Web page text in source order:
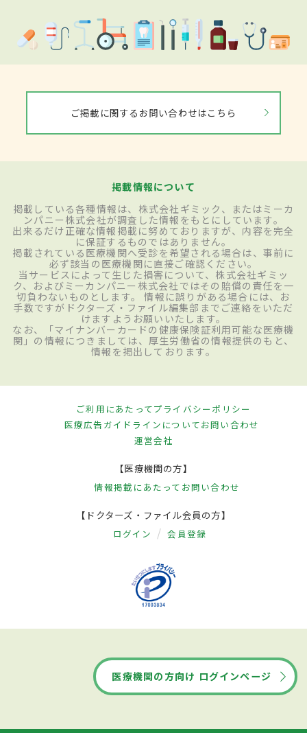
ご掲載に関するお問い合わせはこちら
掲載情報について
掲載している各種情報は、株式会社ギミック、またはミーカ
ンパニー株式会社が調査した情報をもとにしています。
出来るだけ正確な情報掲載に努めておりますが、内容を完全
に保証するものではありません。
掲載されている医療機関へ受診を希望される場合は、事前に
必ず該当の医療機関に直接ご確認ください。
当サービスによって生じた損害について、株式会社ギミッ
ク、およびミーカンパニー株式会社ではその賠償の責任を一
切負わないものとします。 情報に誤りがある場合には、お
手数ですがドクターズ・ファイル編集部までご連絡をいただ
けますようお願いいたします。
なお、「マイナンバーカードの健康保険証利用可能な医療機
関」の情報につきましては、厚生労働省の情報提供のもと、
情報を掲出しております。
ご利用にあたってプライバシーポリシー
医療広告ガイドラインについてお問い合わせ
運営会社
【医療機関の方】
情報掲載にあたって お問い合わせ
【ドクターズ・ファイル会員の方】
ログイン 会員登録
医療機関の方向け ログインページ